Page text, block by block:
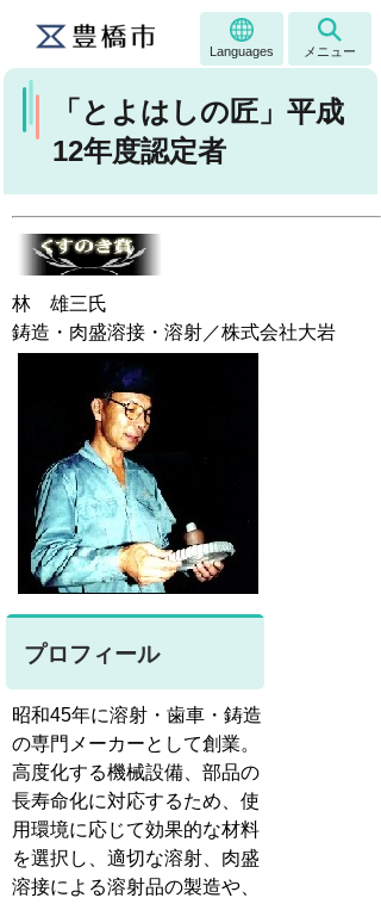
Languages メニュー
「とよはしの匠」平成
12年度認定者
林 雄三氏
鋳造・肉盛溶接・溶射／株式会社大岩
プロフィール
昭和45年に溶射・歯車・鋳造
の専門メーカーとして創業。
高度化する機械設備、部品の
長寿命化に対応するため、使
用環境に応じて効果的な材料
を選択し、適切な溶射、肉盛
溶接による溶射品の製造や、